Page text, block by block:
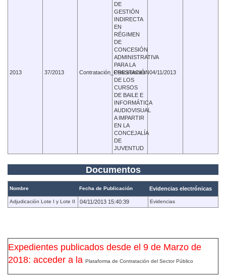
2013 37/2013 Contratación_Concesiones
DE
GESTIÓN
INDIRECTA
EN
RÉGIMEN
DE
CONCESIÓN
ADMINISTRATIVA
PARA LA
PRESTACIÓN
DE LOS
CURSOS
DE BAILE E
INFORMÁTICA
AUDIOVISUAL
A IMPARTIR
EN LA
CONCEJALÍA
DE
JUVENTUD
04/11/2013
Documentos
Nombre Fecha de Publicación Evidencias electrónicas
Adjudicación Lote I y Lote II 04/11/2013 15:40:39 Evidencias
Expedientes publicados desde el 9 de Marzo de
2018: acceder a la Plataforma de Contratación del Sector Público